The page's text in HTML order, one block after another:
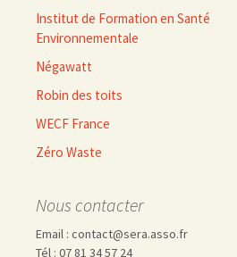
Institut de Formation en Santé
Environnementale
Négawatt
Robin des toits
WECF France
Zéro Waste
Nous contacter
Email : contact@sera.asso.fr
Tél : 07 81 34 57 24